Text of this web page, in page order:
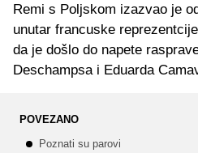
Remi s Poljskom izazvao je
unutar francuske
da je došlo do napete
Deschampsa i Eduarda
POVEZANO
Poznati su parovi